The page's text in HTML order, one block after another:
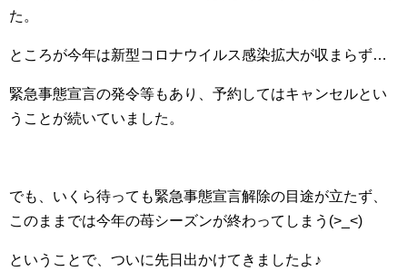
た。
ところが今年は新型コロナウイルス感染拡大が収まらず…
緊急事態宣言の発令等もあり、予約してはキャンセルとい
うことが続いていました。
でも、いくら待っても緊急事態宣言解除の目途が立たず、
このままでは今年の苺シーズンが終わってしまう(>_<)
ということで、ついに先日出かけてきましたよ♪